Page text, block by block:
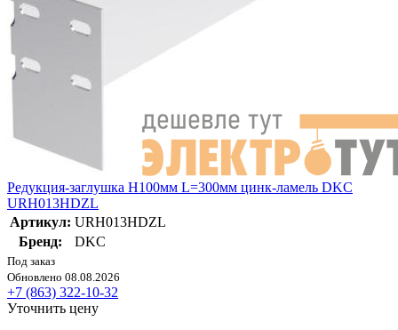
Редукция-заглушка H100мм L=300мм цинк-ламель DKC
URH013HDZL
Артикул: URH013HDZL
Бренд:
DKC
Под заказ
Обновлено 08.08.2026
+7 (863) 322-10-32
Уточнить цену